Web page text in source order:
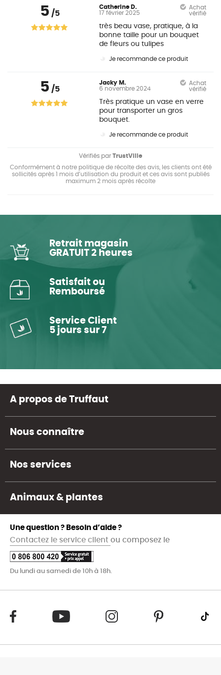
5 /5
Catherine D.
17 février 2025
Achat
vérifié
très beau vase, pratique, à la
bonne taille pour un bouquet
de fleurs ou tulipes
Je recommande ce produit
5 /5
Jacky M.
6 novembre 2024
Achat
vérifié
Très pratique un vase en verre
pour transporter un gros
bouquet.
Je recommande ce produit
Vérifiés par TrustVille
Conformément à notre politique de récolte des avis, les clients ont été
sollicités après 1 mois d’utilisation du produit et ces avis sont publiés
maximum 2 mois après récolte
Retrait magasin
GRATUIT 2 heures
Satisfait ou
Remboursé
Service Client
5 jours sur 7
A propos de Truffaut
Nous connaître
Nos services
Animaux & plantes
Une question ? Besoin d’aide ?
Contactez le service client ou composez le
Du lundi au samedi de 10h à 18h.